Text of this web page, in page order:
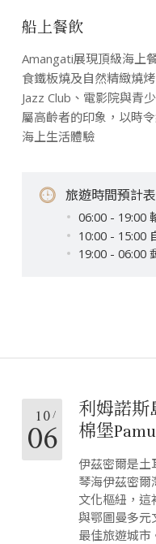
船上餐飲
Amangati展現頂級海上
食鐵板燒及自然精緻燒
Jazz Club、電影院與青
屬高齡者的印象，以時
海上生活體驗
旅遊時間預計表
06:00 - 19:00
10:00 - 15:00
19:00 - 06:00
10
06
利姆諾斯
棉堡
伊茲密爾是土
琴海伊茲密爾
文化樞紐，這
與鄂圖曼多元
最佳旅遊城市